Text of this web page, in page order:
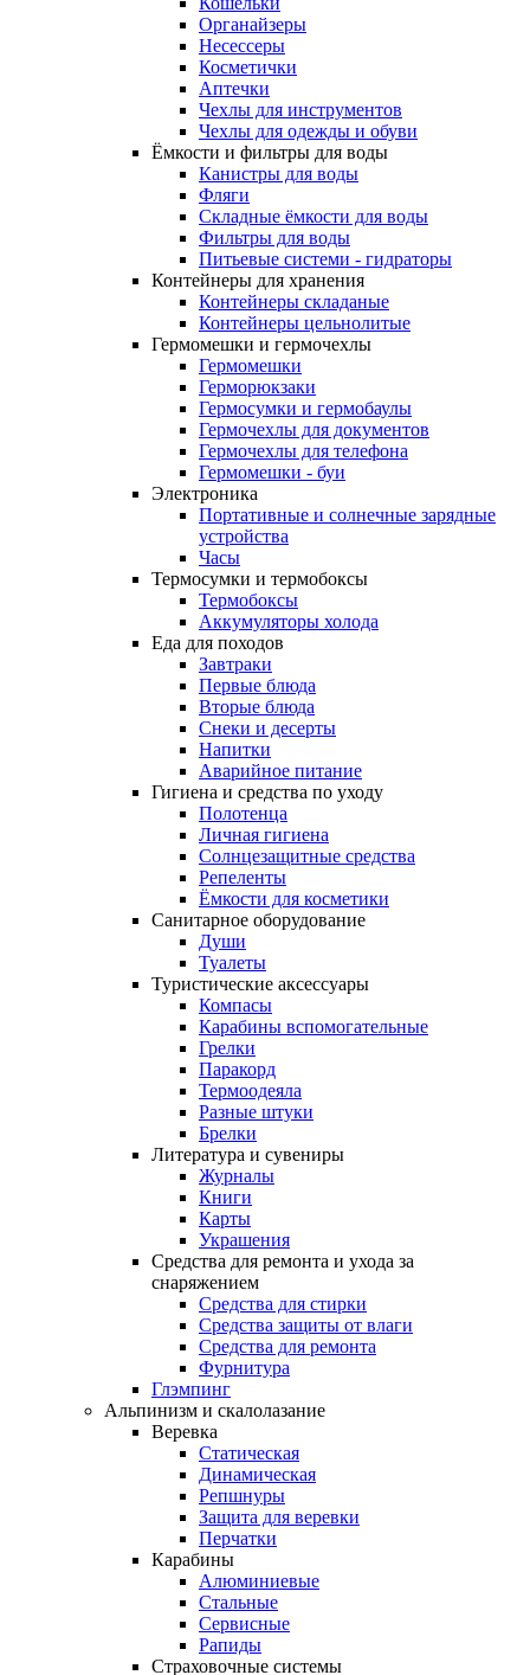
Органайзеры
Несессеры
Косметички
Аптечки
Чехлы для инструментов
Чехлы для одежды и обуви
Ёмкости и фильтры для воды
Канистры для воды
Фляги
Складные ёмкости для воды
Фильтры для воды
Питьевые системи - гидраторы
Контейнеры для хранения
Контейнеры складаные
Контейнеры цельнолитые
Гермомешки и гермочехлы
Гермомешки
Герморюкзаки
Гермосумки и гермобаулы
Гермочехлы для документов
Гермочехлы для телефона
Гермомешки - буи
Электроника
Портативные и солнечные зарядные
устройства
Часы
Термосумки и термобоксы
Термобоксы
Аккумуляторы холода
Еда для походов
Завтраки
Первые блюда
Вторые блюда
Снеки и десерты
Напитки
Аварийное питание
Гигиена и средства по уходу
Полотенца
Личная гигиена
Солнцезащитные средства
Репеленты
Ёмкости для косметики
Санитарное оборудование
Души
Туалеты
Туристические аксессуары
Компасы
Карабины вспомогательные
Грелки
Паракорд
Термоодеяла
Разные штуки
Брелки
Литература и сувениры
Журналы
Книги
Карты
Украшения
Средства для ремонта и ухода за
снаряжением
Средства для стирки
Средства защиты от влаги
Средства для ремонта
Фурнитура
Глэмпинг
Альпинизм и скалолазание
Веревка
Статическая
Динамическая
Репшнуры
Защита для веревки
Перчатки
Карабины
Алюминиевые
Стальные
Сервисные
Рапиды
Страховочные системы